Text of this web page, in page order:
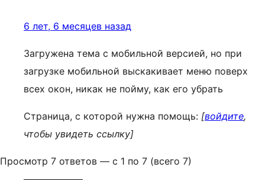
6 лет, 6 месяцев назад
Загружена тема с мобильной версией, но при
загрузке мобильной выскакивает меню поверх
всех окон, никак не пойму, как его убрать
Страница, с которой нужна помощь: [войдите,
чтобы увидеть ссылку]
Просмотр 7 ответов — с 1 по 7 (всего 7)